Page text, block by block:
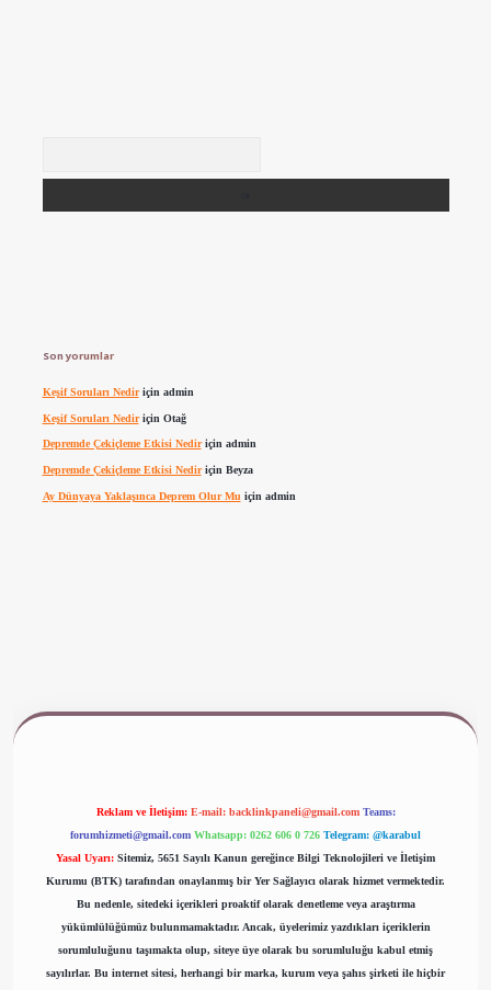
Son yorumlar
Keşif Soruları Nediriçin admin
Keşif Soruları Nediriçin Otağ
Depremde Çekiçleme Etkisi Nediriçin admin
Depremde Çekiçleme Etkisi Nediriçin Beyza
Ay Dünyaya Yaklaşınca Deprem Olur Mu için admin
Reklam ve İletişim: E-mail: backlinkpaneli@gmail.com Teams:
forumhizmeti@gmail.com Whatsapp: 0262 606 0 726 Telegram: @karabul
Yasal Uyarı: Sitemiz, 5651 Sayılı Kanun gereğince Bilgi Teknolojileri ve İletişim
Kurumu (BTK) tarafından onaylanmış bir Yer Sağlayıcı olarak hizmet vermektedir.
Bu nedenle, sitedeki içerikleri proaktif olarak denetleme veya araştırma
yükümlülüğümüz bulunmamaktadır. Ancak, üyelerimiz yazdıkları içeriklerin
sorumluluğunu taşımakta olup, siteye üye olarak bu sorumluluğu kabul etmiş
sayılırlar. Bu internet sitesi, herhangi bir marka, kurum veya şahıs şirketi ile hiçbir